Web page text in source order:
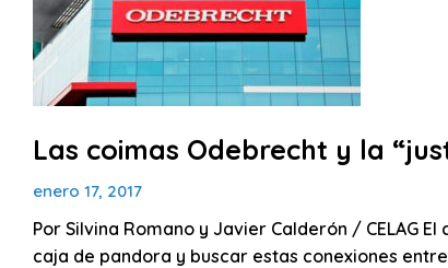
Las coimas Odebrecht y la
enero 17, 2017
Por Silvina Romano y Javier Calderón / CELAG
caja de pandora y buscar estas conexiones